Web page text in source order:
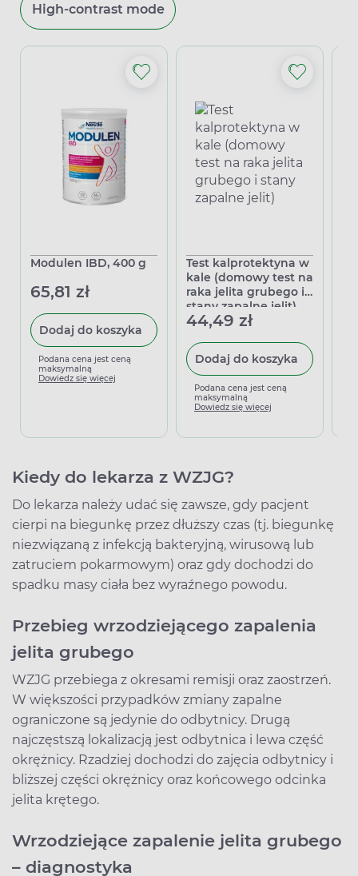
High-contrast mode
Modulen IBD, 400 g
65,81 zł
Dodaj do koszyka
Podana cena jest ceną
maksymalną
Dowiedz się więcej
Test kalprotektyna w
kale (domowy test na
raka jelita grubego i
stany zapalne jelit)
44,49 zł
Dodaj do koszyka
Podana cena jest ceną
maksymalną
Dowiedz się więcej
Kiedy do lekarza z WZJG?
Do lekarza należy udać się zawsze, gdy pacjent
cierpi na biegunkę przez dłuższy czas (tj. biegunkę
niezwiązaną z infekcją bakteryjną, wirusową lub
zatruciem pokarmowym) oraz gdy dochodzi do
spadku masy ciała bez wyraźnego powodu.
Przebieg wrzodziejącego zapalenia
jelita grubego
WZJG przebiega z okresami remisji oraz zaostrzeń.
W większości przypadków zmiany zapalne
ograniczone są jedynie do odbytnicy. Drugą
najczęstszą lokalizacją jest odbytnica i lewa część
okrężnicy. Rzadziej dochodzi do zajęcia odbytnicy i
bliższej części okrężnicy oraz końcowego odcinka
jelita krętego.
Wrzodziejące zapalenie jelita grubego
– diagnostyka